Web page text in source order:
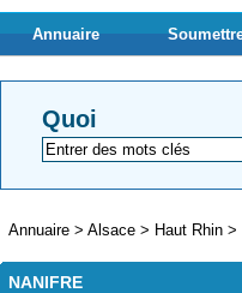
Annuaire
Quoi
Annuaire > Alsace > Haut Rhin >
NANIFRE